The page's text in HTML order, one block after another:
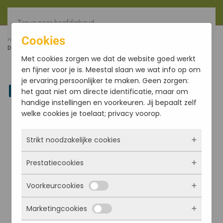
Terug naar hoofdinhoud
HOME FILTER
DOP (135)
Linkedin
Cookies
Met cookies zorgen we dat de website goed werkt
en fijner voor je is. Meestal slaan we wat info op om
je ervaring persoonlijker te maken. Geen zorgen:
het gaat niet om directe identificatie, maar om
handige instellingen en voorkeuren. Jij bepaalt zelf
welke cookies je toelaat; privacy voorop.
Strikt noodzakelijke cookies
Deze cookies zorgen ervoor dat de website
überhaupt werkt. Ze zijn dus altijd actief en
kunnen niet worden uitgezet. Meestal worden
ze alleen geplaatst als jij iets doet, zoals
inloggen, een formulier invullen of je
Prestatiecookies
Met deze cookies zien we hoe vaak onze site
bezocht wordt, waar bezoekers vandaan
komen en welke pagina’s populair zijn. Zo
Voorkeurcookies
Deze cookies onthouden jouw voorkeuren.
Marketingcookies